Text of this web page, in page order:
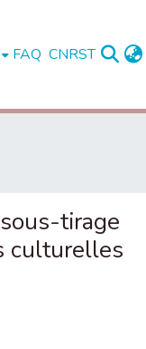
FAQ CNRST
tirage
culturelles